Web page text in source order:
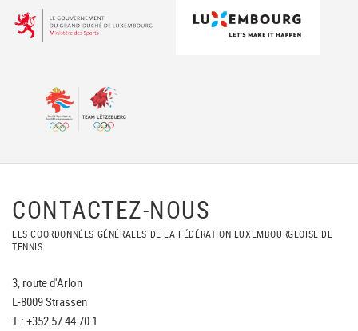
CONTACTEZ-NOUS
LES COORDONNÉES GÉNÉRALES DE LA FÉDÉRATION LUXEMBOURGEOISE DE
TENNIS
3, route d'Arlon
L-8009 Strassen
T : +352 57 44 70 1